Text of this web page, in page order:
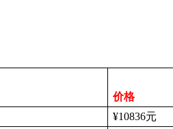
价格
¥10836元